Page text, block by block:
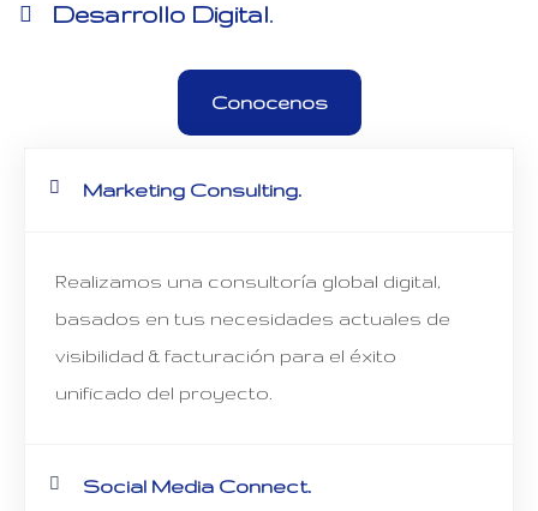
Desarrollo Digital.
Conocenos
Marketing Consulting.
Realizamos una consultoría global digital,
basados en tus necesidades actuales de
visibilidad & facturación para el éxito
unificado del proyecto.
Social Media Connect.